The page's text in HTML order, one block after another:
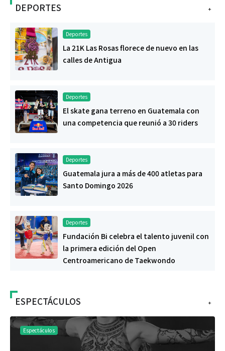
+
DEPORTES
Deportes
La 21K Las Rosas florece de nuevo en las
calles de Antigua
Deportes
El skate gana terreno en Guatemala con
una competencia que reunió a 30 riders
Deportes
Guatemala jura a más de 400 atletas para
Santo Domingo 2026
Deportes
Fundación Bi celebra el talento juvenil con
la primera edición del Open
Centroamericano de Taekwondo
+
ESPECTÁCULOS
Espectáculos